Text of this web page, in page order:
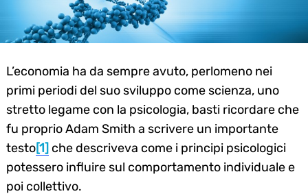
L’economia ha da sempre avuto, perlomeno nei
primi periodi del suo sviluppo come scienza, uno
stretto legame con la psicologia, basti ricordare che
fu proprio Adam Smith a scrivere un importante
testo[1] che descriveva come i principi psicologici
potessero influire sul comportamento individuale e
poi collettivo.